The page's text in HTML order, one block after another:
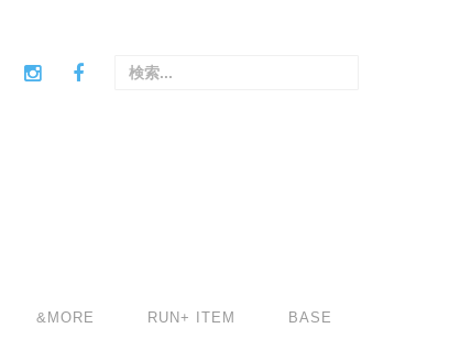
検
&MORE RUN+ ITEM BASE